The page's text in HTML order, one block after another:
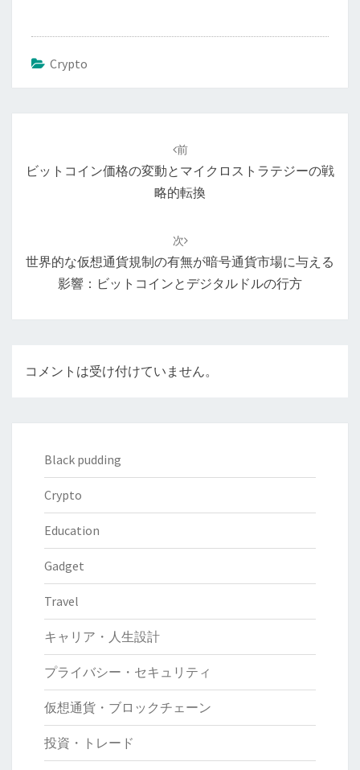
Crypto
ナ
ョ
前
ビットコイン価格の変動とマイクロストラテジーの戦
略的転換
次
世界的な仮想通貨規制の有無が暗号通貨市場に与える
影響：ビットコインとデジタルドルの行方
コメントは受け付けていません。
Black pudding
Crypto
Education
Gadget
Travel
キャリア・人生設計
プライバシー・セキュリティ
仮想通貨・ブロックチェーン
投資・トレード